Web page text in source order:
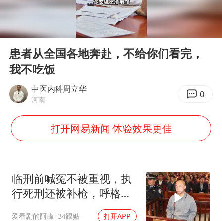
白海豚将正面袭击贯穿浙江
包文婧：二胎很难一碗水端平
浙江台州《告全体市民书》
女主硬加吻戏短剧已下架
网传《披荆斩棘2026》名单
人民的健康、体质、幸福一脉相承
Play
患者从全国各地奔赴，不给你们看完，
我不吃饭
中医内科周立华
河南 0
打开网易新闻 体验效果更佳
临刑前喊冤不被重视，执
行死刑还被补枪，呼格吉
爱看剧的阿峰 34跟贴 打开APP